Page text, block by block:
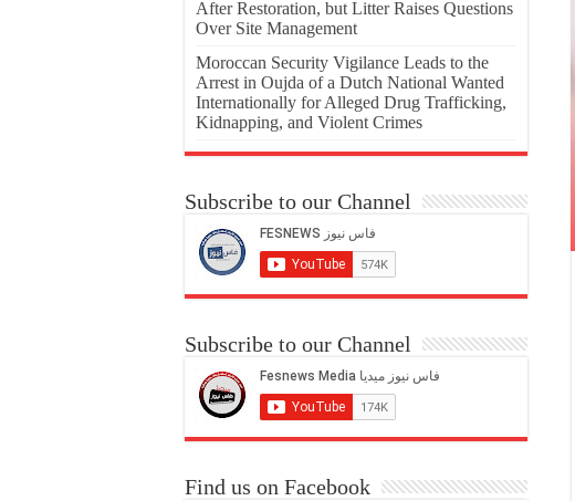
After Restoration, but Litter Raises Questions
Over Site Management
Moroccan Security Vigilance Leads to the
Arrest in Oujda of a Dutch National Wanted
Internationally for Alleged Drug Trafficking,
Kidnapping, and Violent Crimes
Subscribe to our Channel
Subscribe to our Channel
Find us on Facebook